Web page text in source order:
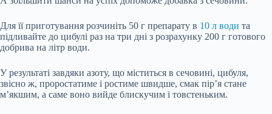
Для її приготування розчиніть 50 г препарату в 10 л води та
підливайте до цибулі раз на три дні з розрахунку 200 г готового
добрива на літр води.
У результаті завдяки азоту, що міститься в сечовині, цибуля,
звісно ж, проростатиме і ростиме швидше, смак пір’я стане
м’якшим, а саме воно вийде блискучим і товстеньким.